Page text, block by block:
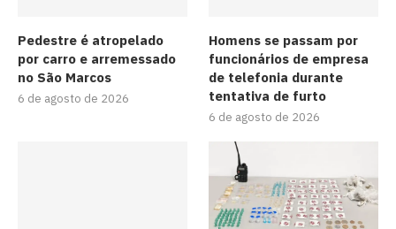
Pedestre é atropelado
por carro e arremessado
no São Marcos
6 de agosto de 2026
Homens se passam por
funcionários de empresa
de telefonia durante
tentativa de furto
6 de agosto de 2026